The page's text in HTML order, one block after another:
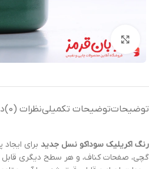
بزرگنمایی تصویر
توضیحاتتوضیحات تکمیلینظرات (0)
رنگ‌ اکریلیک سوداکو نسل جدید برای